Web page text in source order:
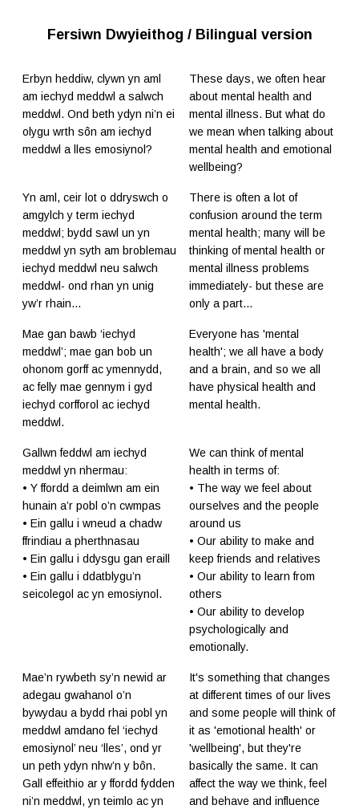
Fersiwn Dwyieithog / Bilingual version
Erbyn heddiw, clywn yn aml
am iechyd meddwl a salwch
meddwl. Ond beth ydyn ni’n ei
olygu wrth sôn am iechyd
meddwl a lles emosiynol?
These days, we often hear
about mental health and
mental illness. But what do
we mean when talking about
mental health and emotional
wellbeing?
Yn aml, ceir lot o ddryswch o
amgylch y term iechyd
meddwl; bydd sawl un yn
meddwl yn syth am broblemau
iechyd meddwl neu salwch
meddwl- ond rhan yn unig
yw’r rhain…
There is often a lot of
confusion around the term
mental health; many will be
thinking of mental health or
mental illness problems
immediately- but these are
only a part...
Mae gan bawb ‘iechyd
meddwl’; mae gan bob un
ohonom gorff ac ymennydd,
ac felly mae gennym i gyd
iechyd corfforol ac iechyd
meddwl.
Everyone has 'mental
health'; we all have a body
and a brain, and so we all
have physical health and
mental health.
Gallwn feddwl am iechyd
meddwl yn nhermau:
• Y ffordd a deimlwn am ein
hunain a’r pobl o’n cwmpas
• Ein gallu i wneud a chadw
ffrindiau a pherthnasau
• Ein gallu i ddysgu gan eraill
• Ein gallu i ddatblygu’n
seicolegol ac yn emosiynol.
We can think of mental
health in terms of:
• The way we feel about
ourselves and the people
around us
• Our ability to make and
keep friends and relatives
• Our ability to learn from
others
• Our ability to develop
psychologically and
emotionally.
Mae’n rywbeth sy’n newid ar
adegau gwahanol o’n
bywydau a bydd rhai pobl yn
meddwl amdano fel ‘iechyd
emosiynol’ neu ‘lles’, ond yr
un peth ydyn nhw’n y bôn.
Gall effeithio ar y ffordd fydden
ni’n meddwl, yn teimlo ac yn
It's something that changes
at different times of our lives
and some people will think of
it as 'emotional health' or
'wellbeing', but they're
basically the same. It can
affect the way we think, feel
and behave and influence